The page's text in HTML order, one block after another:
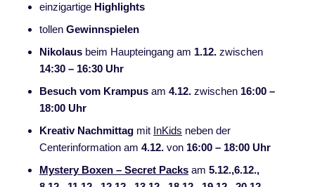
einzigartige Highlights
tollen Gewinnspielen
Nikolaus beim Haupteingang am 1.12. zwischen
14:30 – 16:30 Uhr
Besuch vom Krampus am 4.12. zwischen 16:00 –
18:00 Uhr
Kreativ Nachmittag mit InKids neben der
Centerinformation am 4.12. von 16:00 – 18:00 Uhr
Mystery Boxen – Secret Packs am 5.12.,6.12.,